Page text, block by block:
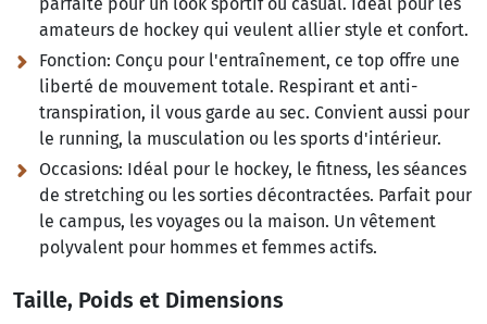
amateurs de hockey qui veulent allier style et confort.
Fonction: Conçu pour l'entraînement, ce top offre une
liberté de mouvement totale. Respirant et anti-
transpiration, il vous garde au sec. Convient aussi pour
le running, la musculation ou les sports d'intérieur.
Occasions: Idéal pour le hockey, le fitness, les séances
de stretching ou les sorties décontractées. Parfait pour
le campus, les voyages ou la maison. Un vêtement
polyvalent pour hommes et femmes actifs.
Taille, Poids et Dimensions